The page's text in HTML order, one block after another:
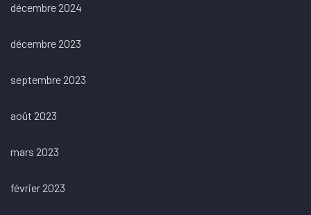
décembre 2024
décembre 2023
septembre 2023
août 2023
mars 2023
février 2023